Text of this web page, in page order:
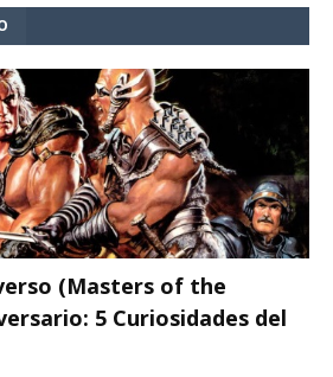
(Masters of the
5 Curiosidades del